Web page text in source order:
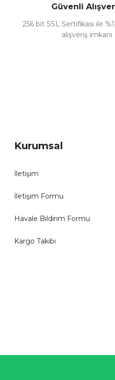
Güvenli
256 bit SSL Sertifikası ile
alışveriş imkanı
Kurumsal
İletişim
İletişim Formu
Havale Bildirim Formu
Kargo Takibi